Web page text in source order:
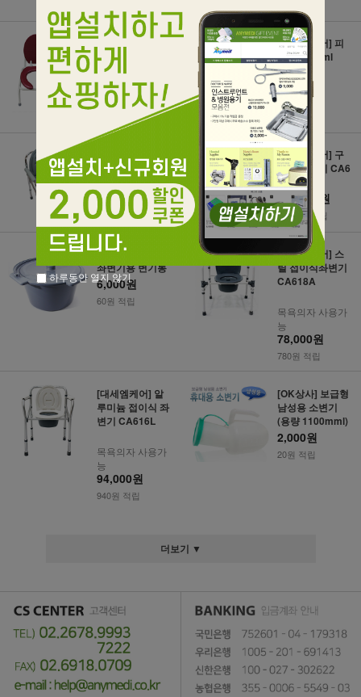
[현대의료산업]
국산 레자시트 미
니 좌변기 (SA-C
10)
52,000원
520원 적립
[베스트케어] 피
딩백 1000ml
4,500원
40원 적립
[진산] 보급형 접
이식 좌변기 KY-8
94
71,000원
710원 적립
[대세엠케어] 구
동형 좌변기 CA6
13
230,000원
2,300원 적립
[현대의료산업]
좌변기용 변기통
6,000원
60원 적립
[대세엠케어] 스
틸 접이식좌변기
CA618A
목욕의자 사용가
능
78,000원
780원 적립
[대세엠케어] 알
루미늄 접이식 좌
변기 CA616L
목욕의자 사용가
능
94,000원
940원 적립
[OK상사] 보급형
남성용 소변기
(용량 1100mml)
2,000원
20원 적립
더보기 ▼
하루동안 열지 않기